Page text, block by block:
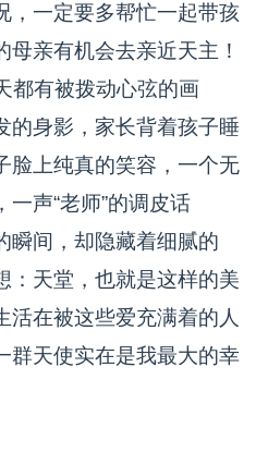
，一定要多帮忙一起带孩
亲有机会去亲近天主！
有被拨动心弦的画
的身影，家长背着孩子睡
脸上纯真的笑容，一个无
声“老师”的调皮话
间，却隐藏着细腻的
：天堂，也就是这样的美
活在被这些爱充满着的人
群天使实在是我最大的幸